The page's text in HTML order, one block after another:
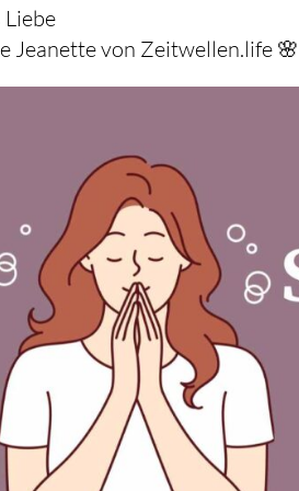
Liebe
Jeanette von Zeitwellen.life 🌸